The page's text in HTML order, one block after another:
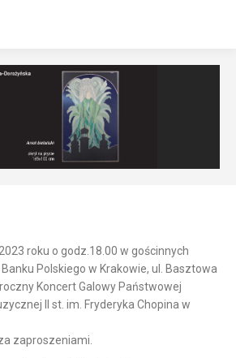
roku o godz.18.00 w gościnnych
Polskiego w Krakowie, ul. Basztowa
Koncert Galowy Państwowej
II st. im. Fryderyka Chopina w
zaproszeniami.